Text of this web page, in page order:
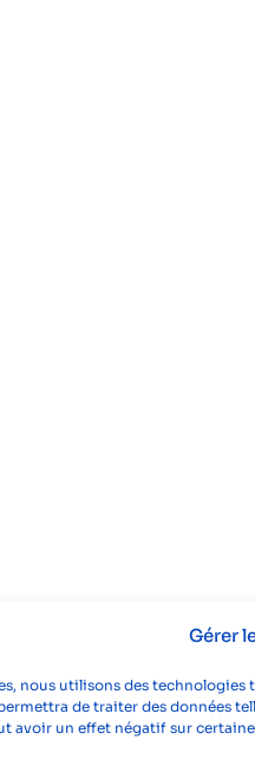
Gérer
nous utilisons des
de traiter des données
avoir un effet négatif sur